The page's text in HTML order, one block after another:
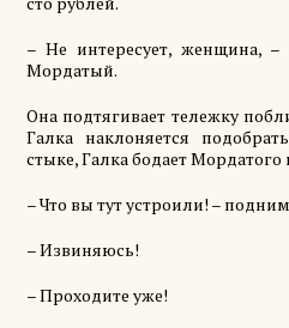
– Не интересует, женщина, –
Мордатый.
Она подтягивает тележку
Галка наклоняется
стыке,Галкабодает Мордатого
– Что вы тутустроили! –
–Извиняюсь!
– Проходите уже!